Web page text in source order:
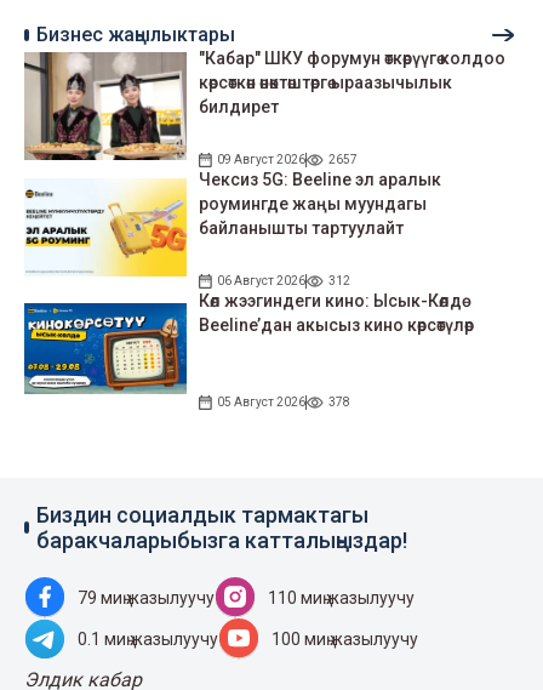
Бизнес жаңылыктары
"Кабар" ШКУ форумун өткөрүүгө колдоо
көрсөткөн өнөктөштөргө ыраазычылык
билдирет
09 Август 2026 2657
Чексиз 5G: Beeline эл аралык
роумингде жаңы муундагы
байланышты тартуулайт
06 Август 2026 312
Көл жээгиндеги кино: Ысык-Көлдө
Beeline’дан акысыз кино көрсөтүлөр
05 Август 2026 378
Биздин социалдык тармактагы
баракчаларыбызга катталыңыздар!
79 миң жазылуучу 110 миң жазылуучу
0.1 миң жазылуучу 100 миң жазылуучу
Элдик кабар